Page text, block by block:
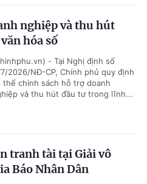
nghiệp và thu hút
hóa số
- Tại Nghị định số
2026/NĐ-CP, Chính phủ quy định
thể chính sách hỗ trợ doanh
và thu hút đầu tư trong lĩnh...
tranh tài tại Giải vô
Báo Nhân Dân